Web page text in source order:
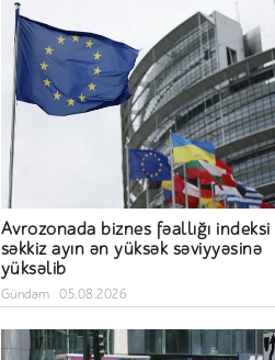
Avrozonada biznes fəallığı indeksi
səkkiz ayın ən yüksək səviyyəsinə
yüksəlib
Gündəm 05.08.2026